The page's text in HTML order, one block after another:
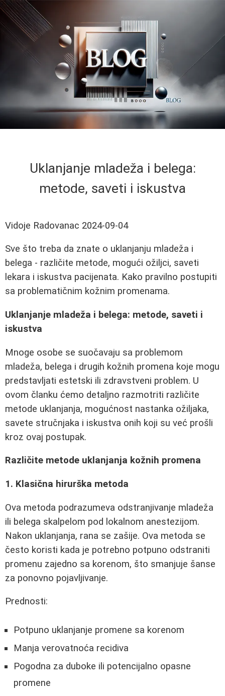
Uklanjanje mladeža i belega:
metode, saveti i iskustva
Vidoje Radovanac 2024-09-04
Sve što treba da znate o uklanjanju mladeža i
belega - različite metode, mogući ožiljci, saveti
lekara i iskustva pacijenata. Kako pravilno postupiti
sa problematičnim kožnim promenama.
Uklanjanje mladeža i belega: metode, saveti i
iskustva
Mnoge osobe se suočavaju sa problemom
mladeža, belega i drugih kožnih promena koje mogu
predstavljati estetski ili zdravstveni problem. U
ovom članku ćemo detaljno razmotriti različite
metode uklanjanja, mogućnost nastanka ožiljaka,
savete stručnjaka i iskustva onih koji su već prošli
kroz ovaj postupak.
Različite metode uklanjanja kožnih promena
1. Klasična hirurška metoda
Ova metoda podrazumeva odstranjivanje mladeža
ili belega skalpelom pod lokalnom anestezijom.
Nakon uklanjanja, rana se zašije. Ova metoda se
često koristi kada je potrebno potpuno odstraniti
promenu zajedno sa korenom, što smanjuje šanse
za ponovno pojavljivanje.
Prednosti:
Potpuno uklanjanje promene sa korenom
Manja verovatnoća recidiva
Pogodna za duboke ili potencijalno opasne
promene